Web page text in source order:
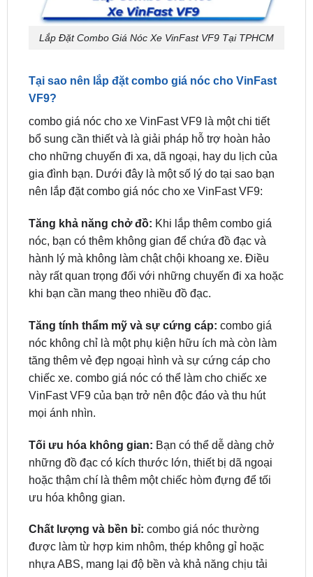
Tại sao nên lắp đặt combo giá nóc cho VinFast
combo giá nóc cho xe VinFast VF9 là một chi tiết
bổ sung cần thiết và là giải pháp hỗ trợ hoàn hảo
cho những chuyến đi xa, dã ngoại, hay du lịch của
gia đình bạn. Dưới đây là một số lý do tại sao bạn
nên lắp đặt combo giá nóc cho xe VinFast VF9:
Tăng khả năng chở đồ:Khi lắp thêm combo giá
hành lý mà không làm chật chội khoang xe. Điều
này rất quan trọng đối với những chuyến đi xa hoặc
khi bạn cần mang theo nhiều đồ đạc.
Tăng tính thẩm mỹ và sự cứng cáp:
tăng thêm vẻ đẹp ngoại hình và sự cứng cáp cho
chiếc xe. combo giá nóc có thể làm cho chiếc xe
VinFast VF9 của bạn trở nên độc đáo và thu hút
mọi ánh nhìn.
Tối ưu hóa không gian:
hoặc thậm chí là thêm một chiếc hòm đựng để tối
ưu hóa không gian.
Chất lượng và bền bỉ:
nhựa ABS, mang lại độ bền và khả năng chịu tải
cao.